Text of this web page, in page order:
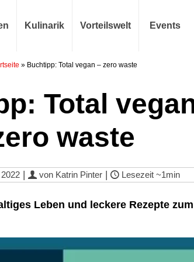
Kulinarik Vorteilswelt Events
» Buchtipp: Total vegan – zero waste
Total
waste
| von Katrin Pinter | Lesezeit ~1min
Leben und leckere Rezepte zum